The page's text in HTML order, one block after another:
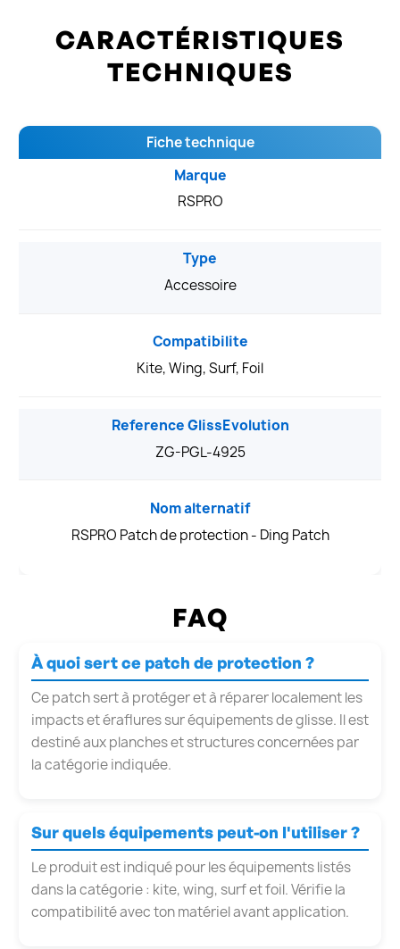
CARACTÉRISTIQUES
TECHNIQUES
Fiche technique
Marque
RSPRO
Type
Accessoire
Compatibilite
Kite, Wing, Surf, Foil
Reference GlissEvolution
ZG-PGL-4925
Nom alternatif
RSPRO Patch de protection - Ding Patch
FAQ
À quoi sert ce patch de protection ?
Ce patch sert à protéger et à réparer localement les
impacts et éraflures sur équipements de glisse. Il est
destiné aux planches et structures concernées par
la catégorie indiquée.
Sur quels équipements peut-on l'utiliser ?
Le produit est indiqué pour les équipements listés
dans la catégorie : kite, wing, surf et foil. Vérifie la
compatibilité avec ton matériel avant application.